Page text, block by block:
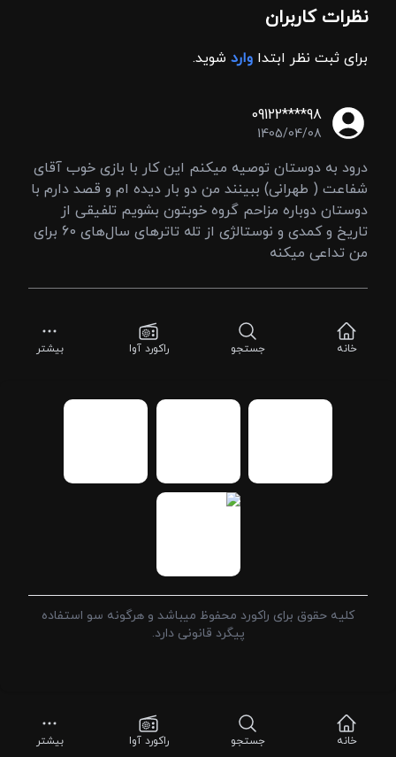
نظرات کاربران
برای ثبت نظر ابتدا وارد شوید.
09122****98
1405/04/08
درود به دوستان توصیه میکنم این کار با بازی خوب آقای
شفاعت ( طهرانی) ببینند من دو بار دیده ام و قصد دارم با
دوستان دوباره مزاحم گروه خوبتون بشویم تلفیقی از
تاریخ و کمدی و نوستالژی از تله تاترهای سال‌های 60 برای
من تداعی میکنه
خانه جستجو راکورد آوا بیشتر
کلیه حقوق برای راکورد محفوظ میباشد و هرگونه سو استفاده
پیگرد قانونی دارد.
خانه جستجو راکورد آوا بیشتر